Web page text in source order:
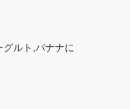
グルト,バナナに